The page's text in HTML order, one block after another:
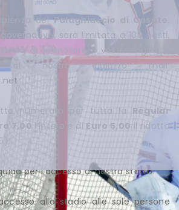
delPalaghiaccio di Casate
sarà limitata a 100 posti,
di prenotare il vostro ingresso
al nostro indirizzo mail:
numerato per tutta la
Regular
7,00 l’intero e di Euro 5,00 il ridotto
per l’accesso al nostro stadio.
allo stadio alle sole persone